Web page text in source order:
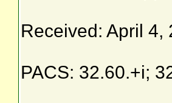
Received: April 4,
PACS: 32.60.+i;